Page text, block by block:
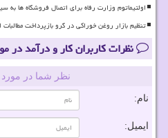
اولتیماتوم وزارت رفاه برای اتصال فروشگاه ها به
تنظیم بازار روغن خوراکی در گرو بازپرداخت
نظرات کاربران کار و درآمد در
نظر شما در
نام:
ایمیل: